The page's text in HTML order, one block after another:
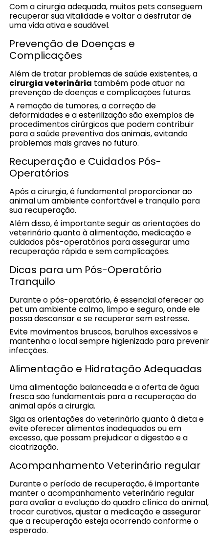
Com a cirurgia adequada, muitos pets conseguem
recuperar sua vitalidade e voltar a desfrutar de
uma vida ativa e saudável.
Prevenção de Doenças e
Complicações
Além de tratar problemas de saúde existentes, a
cirurgia veterinária também pode atuar na
prevenção de doenças e complicações futuras.
A remoção de tumores, a correção de
deformidades e a esterilização são exemplos de
procedimentos cirúrgicos que podem contribuir
para a saúde preventiva dos animais, evitando
problemas mais graves no futuro.
Recuperação e Cuidados Pós-
Operatórios
Após a cirurgia, é fundamental proporcionar ao
animal um ambiente confortável e tranquilo para
sua recuperação.
Além disso, é importante seguir as orientações do
veterinário quanto à alimentação, medicação e
cuidados pós-operatórios para assegurar uma
recuperação rápida e sem complicações.
Dicas para um Pós-Operatório
Tranquilo
Durante o pós-operatório, é essencial oferecer ao
pet um ambiente calmo, limpo e seguro, onde ele
possa descansar e se recuperar sem estresse.
Evite movimentos bruscos, barulhos excessivos e
mantenha o local sempre higienizado para prevenir
infecções.
Alimentação e Hidratação Adequadas
Uma alimentação balanceada e a oferta de água
fresca são fundamentais para a recuperação do
animal após a cirurgia.
Siga as orientações do veterinário quanto à dieta e
evite oferecer alimentos inadequados ou em
excesso, que possam prejudicar a digestão e a
cicatrização.
Acompanhamento Veterinário regular
Durante o período de recuperação, é importante
manter o acompanhamento veterinário regular
para avaliar a evolução do quadro clínico do animal,
trocar curativos, ajustar a medicação e assegurar
que a recuperação esteja ocorrendo conforme o
esperado.